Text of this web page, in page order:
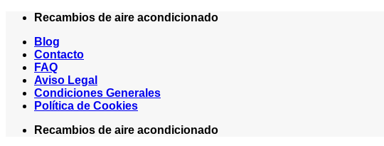
Saltar
contenido
Recambios de aire acondicionado
Blog
Contacto
FAQ
Aviso Legal
Condiciones Generales
Política de Cookies
Recambios de aire acondicionado